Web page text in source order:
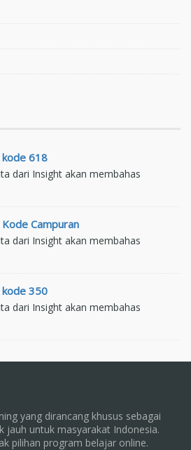
kode 618
dari Insight akan membahas
Campuran
dari Insight akan membahas
kode 350
dari Insight akan membahas
yang dirancang khusus sebagai
jauh untuk masyarakat Indonesia.
pilihan program belajar online.